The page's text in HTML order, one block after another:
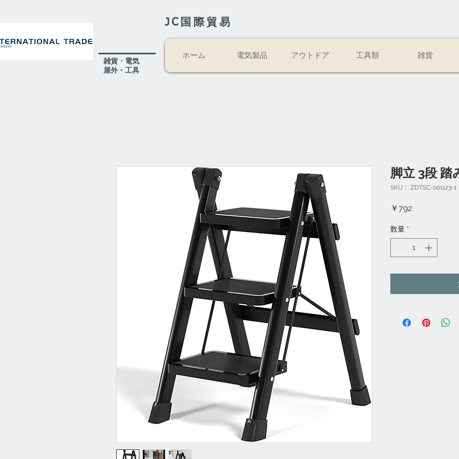
JC国際貿易
​雑貨・電気
​屋外・工具
ホーム 電気製品 アウトドア 工具類 雑貨
脚立 3段 踏
SKU： ZDTSC-001123-1
￥792価
数量 *